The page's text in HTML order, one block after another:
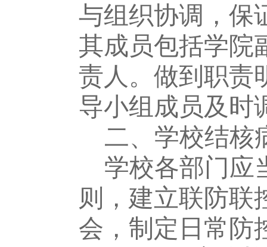
与组织协调，保
其成员包括学院
责人 。 做到职责
导小组成员及时
二、学校结核
学校各部门应
则，建立联防联
会，制定日常防